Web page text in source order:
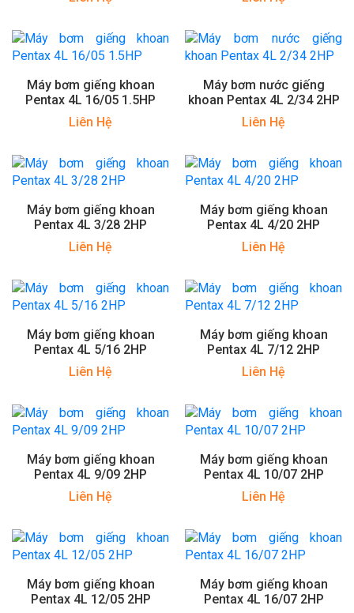
Máy bơm giếng khoan
Pentax 4L 16/05 1.5HP
Liên Hệ
Máy bơm nước giếng
khoan Pentax 4L 2/34 2HP
Liên Hệ
Máy bơm giếng khoan
Pentax 4L 3/28 2HP
Liên Hệ
Máy bơm giếng khoan
Pentax 4L 4/20 2HP
Liên Hệ
Máy bơm giếng khoan
Pentax 4L 5/16 2HP
Liên Hệ
Máy bơm giếng khoan
Pentax 4L 7/12 2HP
Liên Hệ
Máy bơm giếng khoan
Pentax 4L 9/09 2HP
Liên Hệ
Máy bơm giếng khoan
Pentax 4L 10/07 2HP
Liên Hệ
Máy bơm giếng khoan
Pentax 4L 12/05 2HP
Máy bơm giếng khoan
Pentax 4L 16/07 2HP